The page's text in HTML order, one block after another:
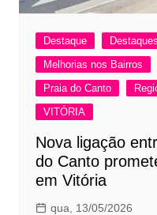
Destaque Destaques
Melhorias nos Bairros
Praia do Canto
VITÓRIA
Nova ligação
do Canto
em Vitória
qua, 13/05/2026